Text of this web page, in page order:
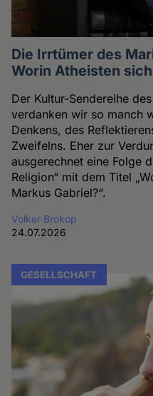
Die Irrtümer des
Worin Atheisten
Der Kultur-Sendereihe
verdanken wir so manch
Denkens, des
Zweifelns. Eher zur
ausgerechnet eine Folge
Religion“ mit dem Titel
Markus Gabriel?“.
Volker Brokop
24.07.2026
GESELLSCHAFT